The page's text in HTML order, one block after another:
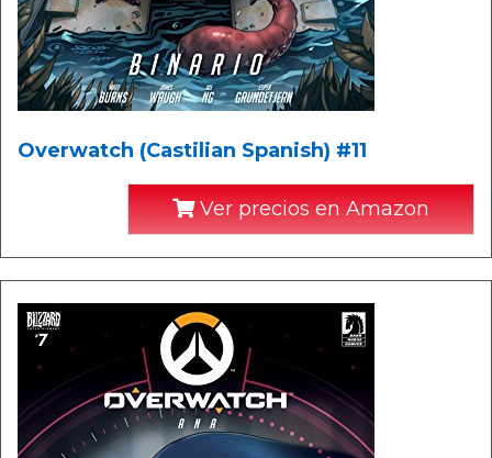
Overwatch (Castilian Spanish) #11
Ver precios en Amazon